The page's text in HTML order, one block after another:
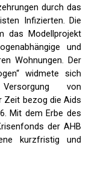
durch das
Infizierten. Die
das Modellprojekt
und
Wohnungen. Der
widmete sich
von
Zeit bezog die Aids
Mit dem Erbe des
der AHB
kurzfristig und